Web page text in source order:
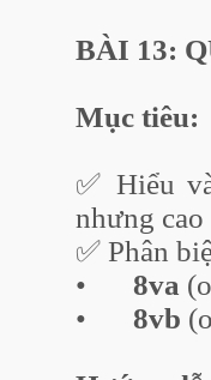
BÀI 13:
Mục tiêu:
✅ Hiểu
nhưng cao
✅ Phân
•
8va
•
8vb